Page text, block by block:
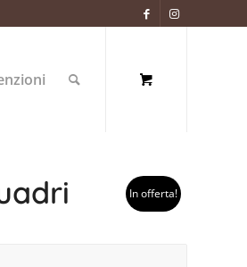
In offerta!